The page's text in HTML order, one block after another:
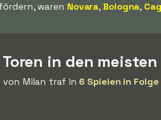
waren Novara,Bologna,
in den
von Milan traf in 6 Spielen in Folge